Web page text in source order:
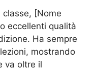
[Nome
eccellenti qualità
Ha sempre
mostrando
va oltre il